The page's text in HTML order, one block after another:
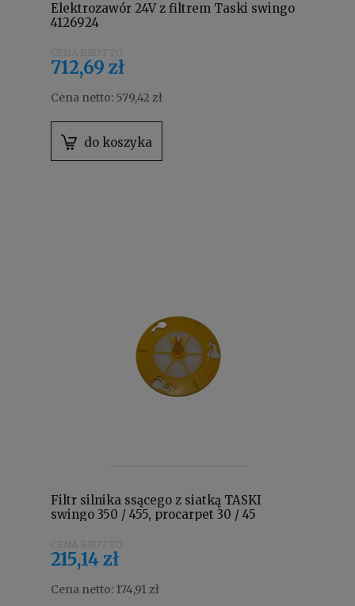
Elektrozawór 24V z filtrem Taski swingo
4126924
712,69 zł
Cena netto: 579,42 zł
do koszyka
Filtr silnika ssącego z siatką TASKI
swingo 350 / 455, procarpet 30 / 45
215,14 zł
Cena netto: 174,91 zł